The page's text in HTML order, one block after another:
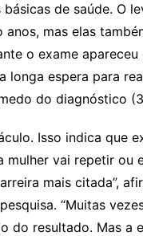
de saúde. O
mas elas
o exame
longa espera para
do diagnóstico
Isso indica que
vai repetir ou
mais citada”,
“Muitas
do resultado. Mas a